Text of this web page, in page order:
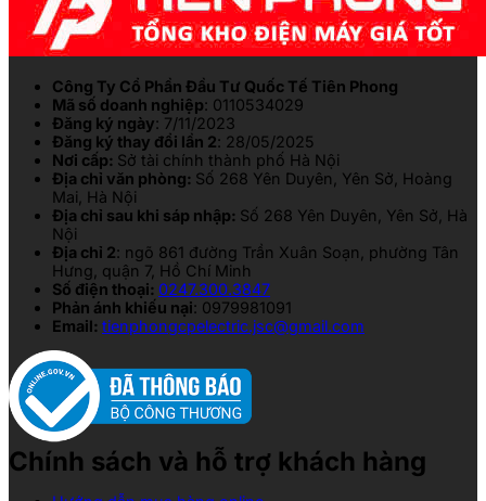
Công Ty Cổ Phần Đầu Tư Quốc Tế Tiên Phong
Mã số doanh nghiệp: 0110534029
Đăng ký ngày: 7/11/2023
Đăng ký thay đổi lần 2: 28/05/2025
Nơi cấp: Sở tài chính thành phố Hà Nội
Địa chỉ văn phòng: Số 268 Yên Duyên, Yên Sở, Hoàng
Mai, Hà Nội
Địa chỉ sau khi sáp nhập: Số 268 Yên Duyên, Yên Sở, Hà
Nội
Địa chỉ 2: ngõ 861 đường Trần Xuân Soạn, phường Tân
Hưng, quận 7, Hồ Chí Minh
Số điện thoại: 0247.300.3847
Phản ánh khiếu nại: 0979981091
Email: tienphongcpelectric.jsc@gmail.com
Chính sách và hỗ trợ khách hàng